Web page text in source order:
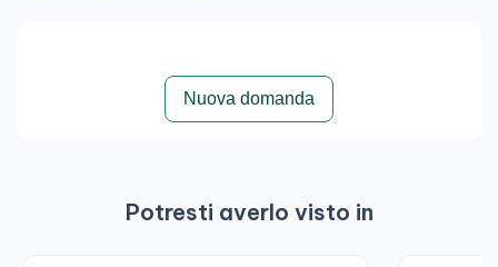
Nuova domanda
Potresti averlo visto in